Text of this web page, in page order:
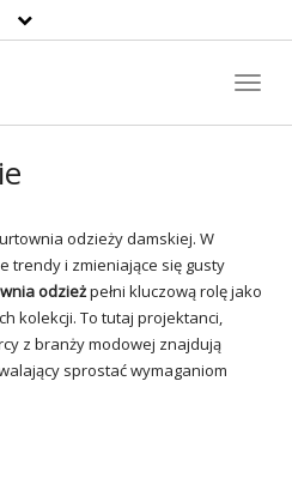
Paieška
odzieży damskiej. W
trendy i zmieniające się gusty
odzieżpełni kluczową rolę jako
kolekcji. To tutaj projektanci,
z branży modowej znajdują
sprostać wymaganiom